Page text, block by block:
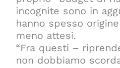
incognite sono in
hanno spesso
meno attesi.
“Fra questi –
non dobbiamo